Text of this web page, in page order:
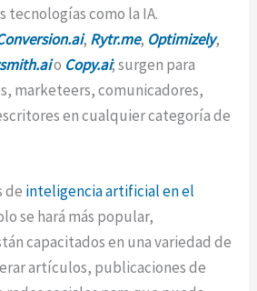
tecnologías como la IA.
, Rytr.me, Optimizely,
o Copy.ai; surgen para
marketeers, comunicadores,
en cualquier categoría de
de inteligencia artificial en el
se hará más popular,
capacitados en una variedad de
artículos, publicaciones de